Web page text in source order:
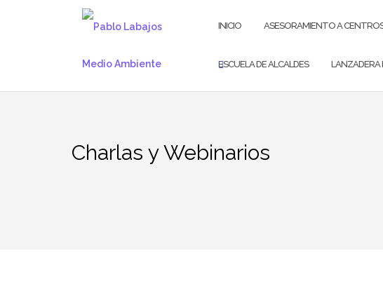
INICIO ASESORAMIENTO A
ESCUELA DE ALCALDES LANZADERA
Charlas y Webinarios